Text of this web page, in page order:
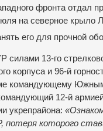
фронта отдал
на северное крыло
его для прочной
силами 13-го
корпуса и 96-й
командующему
12-й
укрепрайона:
потеря которого